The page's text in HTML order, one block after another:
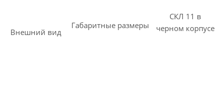
Внешний вид
Габаритные размеры
СКЛ 11 в
черном корпусе